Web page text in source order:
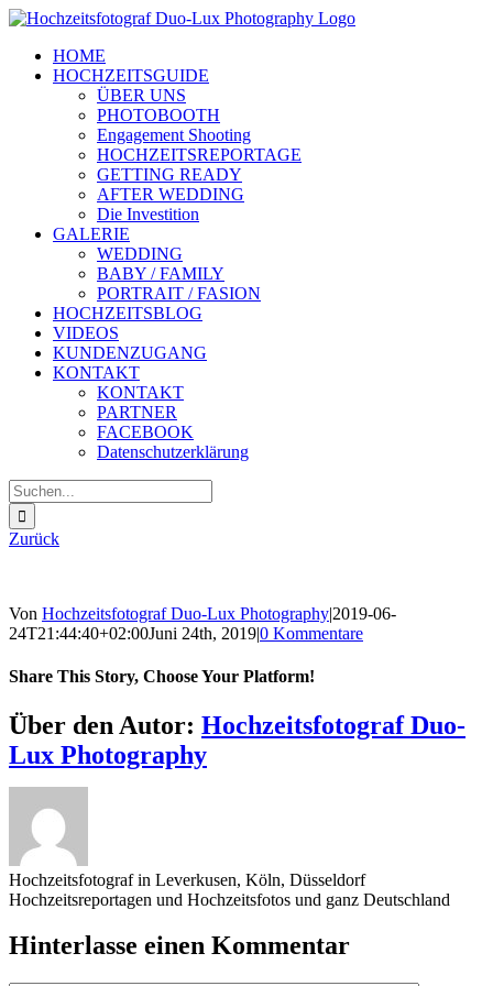
Zum
springenHOME
HOCHZEITSGUIDE
ÜBER UNS
PHOTOBOOTH
Engagement Shooting
HOCHZEITSREPORTAGE
GETTING READY
AFTER WEDDING
Die Investition
GALERIE
WEDDING
BABY / FAMILY
PORTRAIT / FASION
HOCHZEITSBLOG
VIDEOS
KUNDENZUGANG
KONTAKT
KONTAKT
PARTNER
FACEBOOK
Datenschutzerklärung
Suche
nach:
Zurück
Von Hochzeitsfotograf Duo-Lux Photography|2019-06-
24T21:44:40+02:00Juni 24th, 2019|0 Kommentare
Share This Story, Choose Your Platform!
Sharing_facebook
Sharing_twitter
Sharing_reddit
Über den Autor: Hochzeitsfotograf Duo-
Lux Photography
Hochzeitsfotograf in Leverkusen, Köln, Düsseldorf
Hochzeitsreportagen und Hochzeitsfotos und ganz Deutschland
Hinterlasse einen Kommentar